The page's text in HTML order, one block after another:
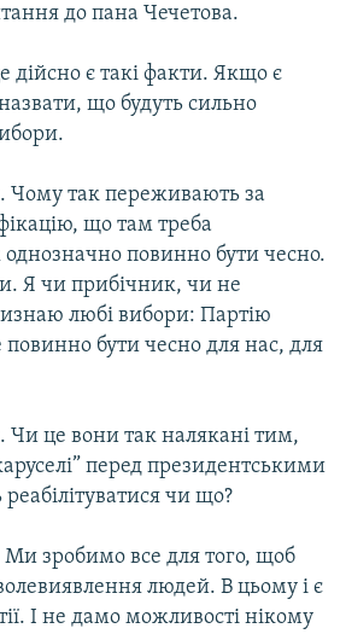
до пана Чечетова.
дійсно є такі факти. Якщо є
що будуть сильно
Чому так переживають за
що там треба
повинно бути чесно.
Я чи прибічник, чи не
любі вибори: Партію
повинно бути чесно для нас, для
Чи це вони так налякані тим,
перед президентськими
чи що?
Ми зробимо все для того, щоб
людей. В цьому і є
І не дамо можливості нікому